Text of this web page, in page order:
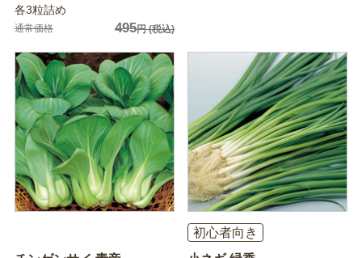
各3粒詰め
通常価格 495円(税込)
初心者向き